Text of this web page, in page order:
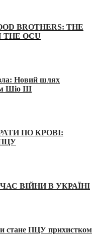
BROTHERS: THE
OCU
Новий шлях
Шіо III
ПО КРОВІ:
ВІЙНИ В УКРАЇНІ
стане ПЦУ прихистком